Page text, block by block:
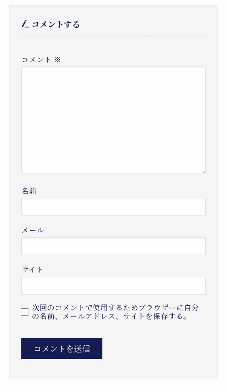
コメントする
コメント ※
名前
メール
サイト
次回のコメントで使用するためブラウザーに自分
の名前、メールアドレス、サイトを保存する。